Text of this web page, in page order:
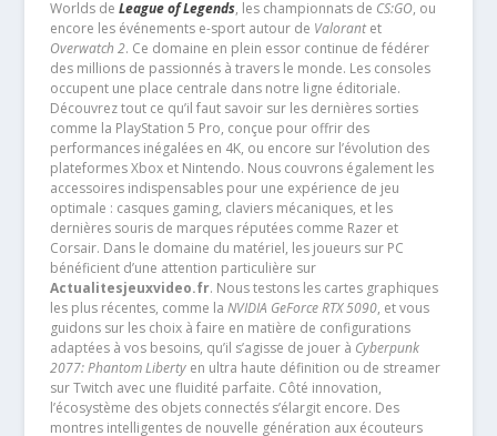
Worlds de League of Legends, les championnats de CS:GO, ou
encore les événements e-sport autour de Valorantet
Overwatch 2. Ce domaine en plein essor continue de fédérer
des millions de passionnés à travers le monde. Les consoles
occupent une place centrale dans notre ligne éditoriale.
Découvrez tout ce qu’il faut savoir sur les dernières sorties
comme la PlayStation 5 Pro, conçue pour offrir des
performances inégalées en 4K, ou encore sur l’évolution des
plateformes Xbox et Nintendo. Nous couvrons également les
accessoires indispensables pour une expérience de jeu
optimale : casques gaming, claviers mécaniques, et les
dernières souris de marques réputées comme Razer et
Corsair. Dans le domaine du matériel, les joueurs sur PC
bénéficient d’une attention particulière sur
Actualitesjeuxvideo.fr. Nous testons les cartes graphiques
les plus récentes, comme la NVIDIA GeForce RTX 5090, et vous
guidons sur les choix à faire en matière de configurations
adaptées à vos besoins, qu’il s’agisse de jouer à Cyberpunk
2077: Phantom Libertyen ultra haute définition ou de streamer
sur Twitch avec une fluidité parfaite. Côté innovation,
l’écosystème des objets connectés s’élargit encore. Des
montres intelligentes de nouvelle génération aux écouteurs